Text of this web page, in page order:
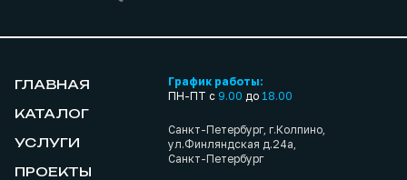
КАТАЛОГ
ГЛАВНАЯ
ПРОЕКТЫ
УСЛУГИ
График работы:
ПН-ПТ с 9.00 до 18.00
Санкт-Петербург, г.Колпино,
ул.Финляндская д.24а,
Санкт-Петербург